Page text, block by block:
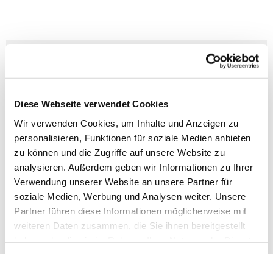
Diese Webseite verwendet Cookies
Wir verwenden Cookies, um Inhalte und Anzeigen zu
personalisieren, Funktionen für soziale Medien anbieten
zu können und die Zugriffe auf unsere Website zu
analysieren. Außerdem geben wir Informationen zu Ihrer
Verwendung unserer Website an unsere Partner für
soziale Medien, Werbung und Analysen weiter. Unsere
Partner führen diese Informationen möglicherweise mit
weiteren Daten zusammen, die Sie ihnen bereitgestellt
Fachstelle Pastorale Räte